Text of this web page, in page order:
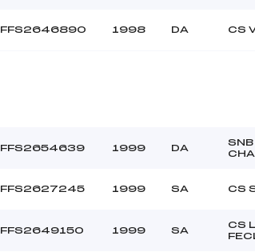
FFS2646890 1998 DA CS
FFS2654639 1999 DA
SNB
FFS2627245 1999 SA CS
FFS2649150 1999 SA
CS